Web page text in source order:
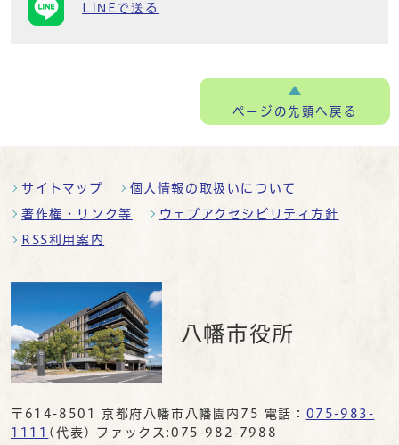
LINEで送る
ページの先頭へ戻る
サイトマップ 個人情報の取扱いについて
著作権・リンク等 ウェブアクセシビリティ方針
RSS利用案内
八幡市役所
〒614-8501 京都府八幡市八幡園内75 電話： 075-983-
1111 (代表) ファックス:075-982-7988